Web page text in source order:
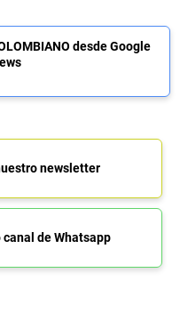
desde Google
newsletter
de Whatsapp